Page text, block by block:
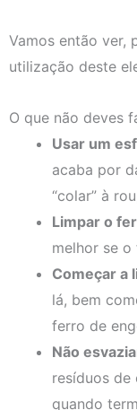
Vamos então ver,
utilização deste
O que não deves
Usar um
acaba por
“colar” à
Limpar o
melhor se
Começar a
lá, bem
ferro de
Não
resíduos de
quando